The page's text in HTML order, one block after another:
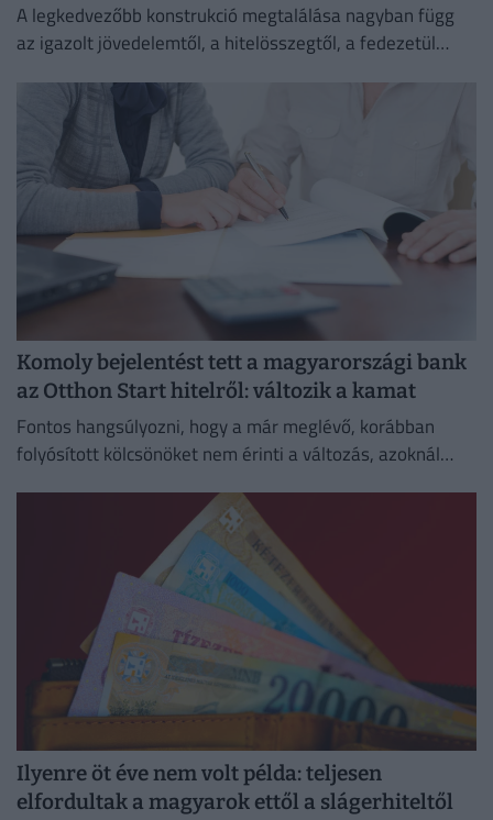
A legkedvezőbb konstrukció megtalálása nagyban függ
az igazolt jövedelemtől, a hitelösszegtől, a fedezetül
Komoly bejelentést tett a magyarországi bank
az Otthon Start hitelről: változik a kamat
Fontos hangsúlyozni, hogy a már meglévő, korábban
folyósított kölcsönöket nem érinti a változás, azoknál
Ilyenre öt éve nem volt példa: teljesen
elfordultak a magyarok ettől a slágerhiteltől